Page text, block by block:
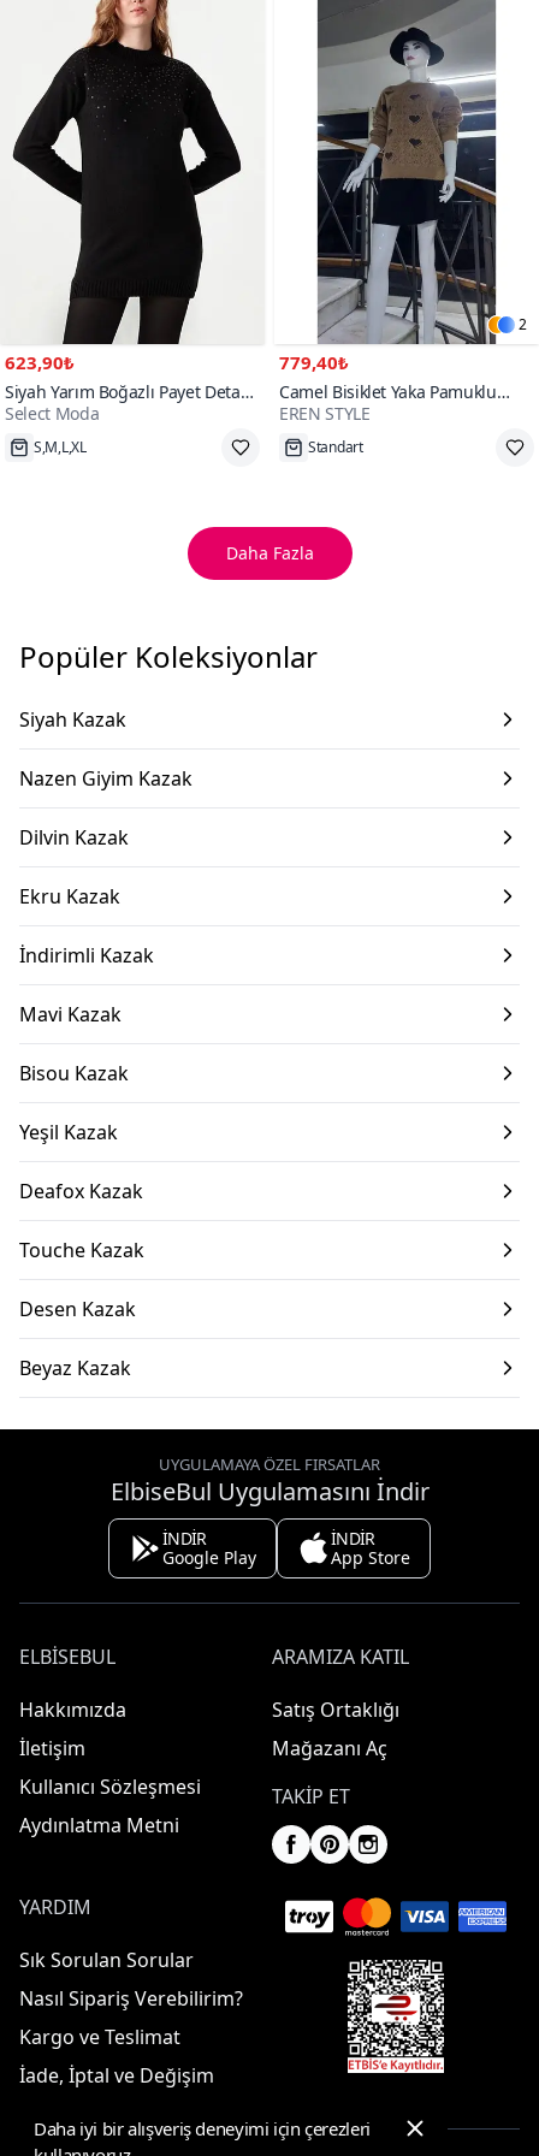
623,90₺
Siyah Yarım Boğazlı Payet Detaylı
Triko Kazak
Select Moda
Hızlı Kargo
2
779,40₺
Camel Bisiklet Yaka Pamuklu
Triko Kazak
EREN STYLE
Tükenmek Üzere
Daha Fazla
Popüler Koleksiyonlar
Siyah Kazak
Nazen Giyim Kazak
Dilvin Kazak
Ekru Kazak
İndirimli Kazak
Mavi Kazak
Bisou Kazak
Yeşil Kazak
Deafox Kazak
Touche Kazak
Desen Kazak
Beyaz Kazak
UYGULAMAYA ÖZEL FIRSATLAR
ElbiseBul Uygulamasını İndir
İNDİR
Google Play
İNDİR
App Store
ELBISEBUL
Hakkımızda
İletişim
Kullanıcı Sözleşmesi
Aydınlatma Metni
ARAMIZA KATIL
Satış Ortaklığı
Mağazanı Aç
TAKIP ET
YARDIM
Sık Sorulan Sorular
Nasıl Sipariş Verebilirim?
Kargo ve Teslimat
İade, İptal ve Değişim
Daha iyi bir alışveriş deneyimi için çerezleri